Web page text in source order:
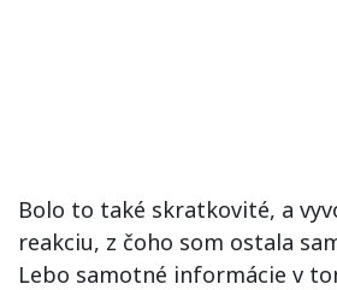
Bolo to také skratkovité, a
reakciu, z čoho som ostala
Lebo samotné informácie v